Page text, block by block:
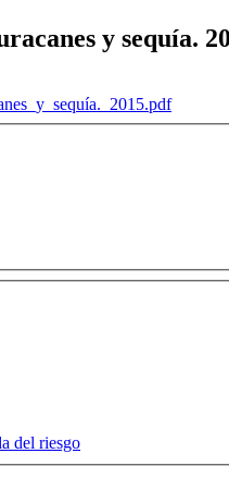
y sequía.
del riesgo